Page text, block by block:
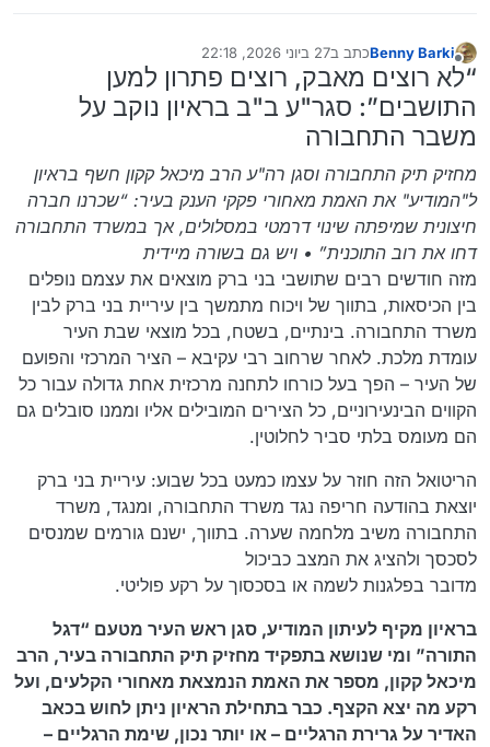
מנותק
Benny Barkiכתב ב27 ביוני 2026, 22:18
נערך לאחרונה על ידי
“לא רוצים מאבק, רוצים פתרון למען
התושבים”: סגר"ע ב"ב בראיון נוקב על
משבר התחבורה
מחזיק תיק התחבורה וסגן רה"ע הרב מיכאל קקון חשף בראיון
ל"המודיע" את האמת מאחורי פקקי הענק בעיר: “שכרנו חברה
חיצונית שמיפתה שינוי דרמטי במסלולים, אך במשרד התחבורה
דחו את רוב התוכנית” • ויש גם בשורה מיידית
מזה חודשים רבים שתושבי בני ברק מוצאים את עצמם נופלים
בין הכיסאות, בתווך של ויכוח מתמשך בין עיריית בני ברק לבין
משרד התחבורה. בינתיים, בשטח, בכל מוצאי שבת העיר
עומדת מלכת. לאחר שרחוב רבי עקיבא – הציר המרכזי והפועם
של העיר – הפך בעל כורחו לתחנה מרכזית אחת גדולה עבור כל
הקווים הבינעירוניים, כל הצירים המובילים אליו וממנו סובלים גם
הם מעומס בלתי סביר לחלוטין.
הריטואל הזה חוזר על עצמו כמעט בכל שבוע: עיריית בני ברק
יוצאת בהודעה חריפה נגד משרד התחבורה, ומנגד, משרד
התחבורה משיב מלחמה שערה. בתווך, ישנם גורמים שמנסים
לסכסך ולהציג את המצב כביכול
מדובר בפלגנות לשמה או בסכסוך על רקע פוליטי.
בראיון מקיף לעיתון המודיע, סגן ראש העיר מטעם “דגל
התורה” ומי שנושא בתפקיד מחזיק תיק התחבורה בעיר, הרב
מיכאל קקון, מספר את האמת הנמצאת מאחורי הקלעים, ועל
רקע מה יצא הקצף. כבר בתחילת הראיון ניתן לחוש בכאב
האדיר על גרירת הרגליים – או יותר נכון, שימת הרגליים –